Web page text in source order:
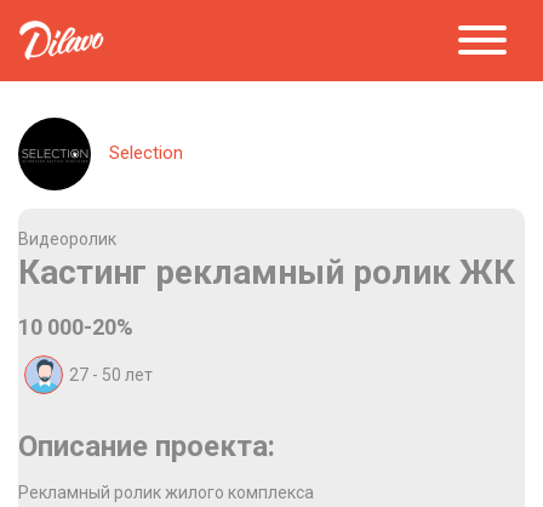
Selection
Видеоролик
Кастинг рекламный ролик ЖК
10 000-20%
27 - 50 лет
Описание проекта:
Рекламный ролик жилого комплекса